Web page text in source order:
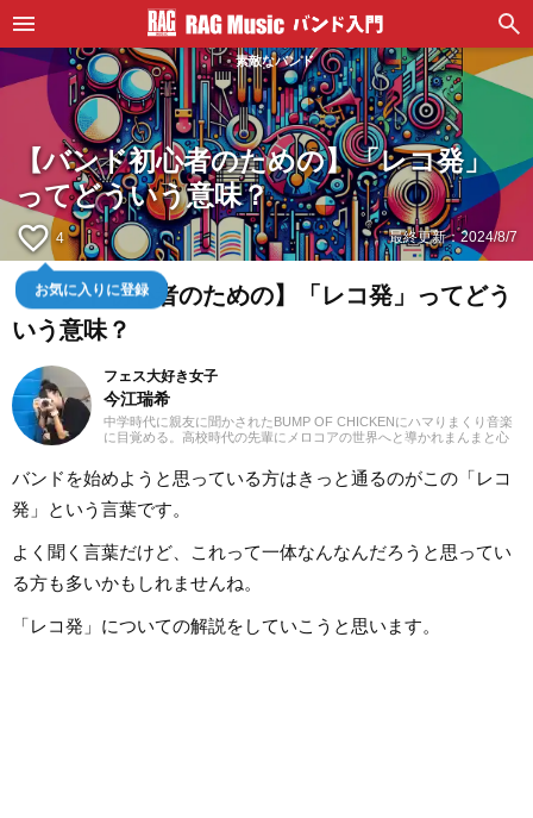
素敵なバンド
【バンド初心者のための】「レコ発」
ってどういう意味？
favorite_border 4
お気に入りに登録
最終更新：2024/8/7
【バンド初心者のための】「レコ発」ってどう
いう意味？
フェス大好き女子
今江瑞希
中学時代に親友に聞かされたBUMP OF CHICKENにハマりまくり音楽
に目覚める。高校時代の先輩にメロコアの世界へと導かれまんまと心
FEETの大ファンに。毎日ウィッグとにらめっこした美容師時代を卒業
し現在はスタジオ、ライブハウス、ブライダル音響のスタッフとなり
毎日新しいバンドを探し漁る毎日。年中フェスとライブに出回ってい
るのにもかかわらずツーステができないポンコツキッズです。
バンドを始めようと思っている方はきっと通るのがこの「レコ
発」という言葉です。
よく聞く言葉だけど、これって一体なんなんだろうと思ってい
る方も多いかもしれませんね。
「レコ発」についての解説をしていこうと思います。